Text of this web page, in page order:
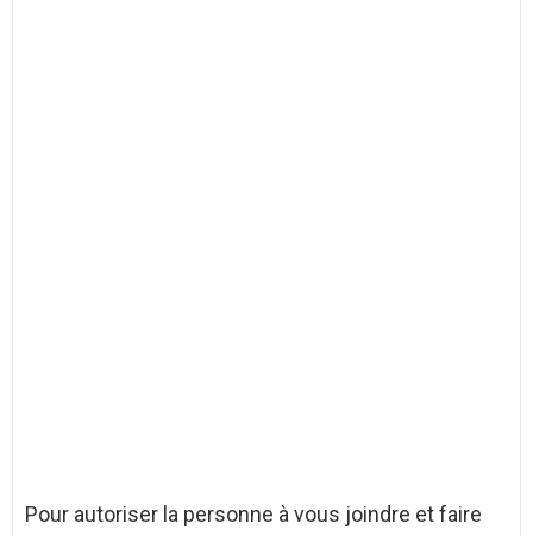
Pour autoriser la personne à vous joindre et faire